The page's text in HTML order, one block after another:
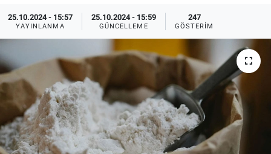
25.10.2024 - 15:57
YAYINLANMA
25.10.2024 - 15:59
GÜNCELLEME
247
GÖSTERIM
Eğitim
Eğlence
Ekonomi
Forum
Gerçeğin İzinde